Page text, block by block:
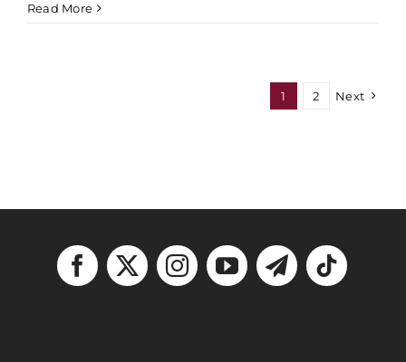
Read More
1 2 Next